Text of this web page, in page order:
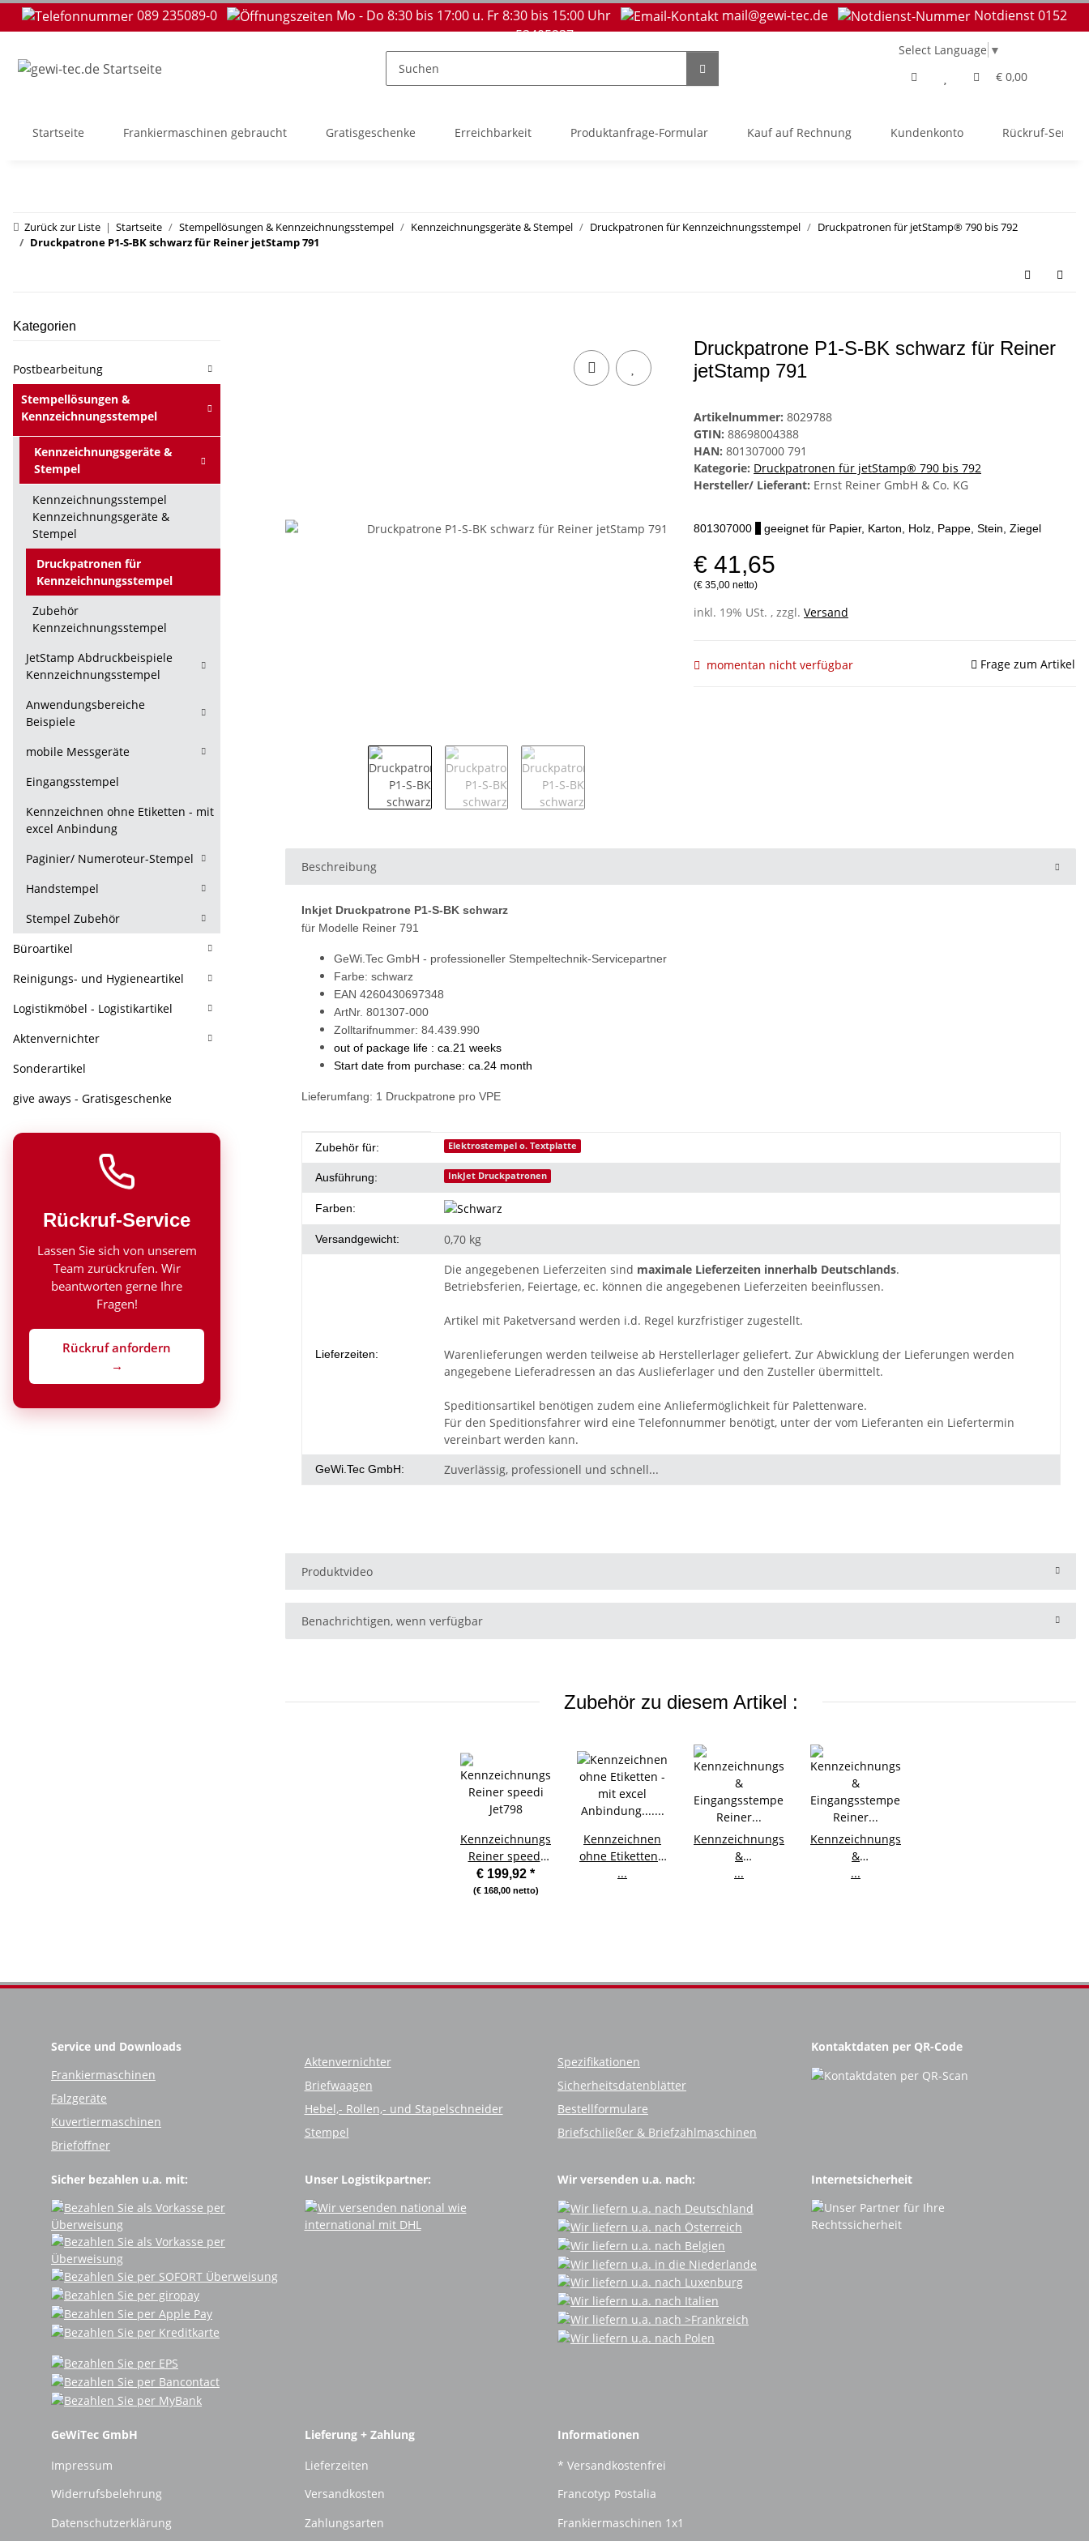
089 235089-0 Mo - Do 8:30 bis 17:00 u. Fr 8:30 bis 15:00 Uhr mail@gewi-tec.de
Notdienst 0152
53405237
Select Language ▼
€ 0,00
Startseite Frankiermaschinen gebraucht Gratisgeschenke Erreichbarkeit Produktanfrage-Formular Kauf auf Rechnung Kundenkonto Rückruf-Service
Zurück zur Liste Startseite Stempellösungen & Kennzeichnungsstempel Kennzeichnungsgeräte & Stempel Druckpatronen für Kennzeichnungsstempel
Druckpatronen für jetStamp® 790 bis 792
Druckpatrone P1-S-BK schwarz für Reiner jetStamp 791
Druckpatrone P1-S-BK schwarz für Reiner
jetStamp 791
Artikelnummer: 8029788
GTIN: 88698004388
HAN: 801307000 791
Kategorie: Druckpatronen für jetStamp® 790 bis 792
Hersteller/ Lieferant: Ernst Reiner GmbH & Co. KG
801307000 geeignet für Papier, Karton, Holz, Pappe, Stein, Ziegel
€ 41,65
(€ 35,00 netto)
inkl. 19% USt. , zzgl. Versand
momentan nicht verfügbar Frage zum Artikel
Beschreibung
Inkjet Druckpatrone P1-S-BK schwarz
für Modelle Reiner 791
GeWi.Tec GmbH - professioneller Stempeltechnik-Servicepartner
Farbe: schwarz
EAN 4260430697348
ArtNr. 801307-000
Zolltarifnummer: 84.439.990
out of package life : ca.21 weeks
Start date from purchase: ca.24 month
Lieferumfang: 1 Druckpatrone pro VPE
Produkteigenschaft
Wert
Zubehör für: Elektrostempel o. Textplatte
Ausführung: InkJet Druckpatronen
Farben:
Versandgewicht: 0,70 kg
Lieferzeiten:
Die angegebenen Lieferzeiten sind maximale Lieferzeiten innerhalb Deutschlands.
Betriebsferien, Feiertage, ec. können die angegebenen Lieferzeiten beeinflussen.
Artikel mit Paketversand werden i.d. Regel kurzfristiger zugestellt.
Warenlieferungen werden teilweise ab Herstellerlager geliefert. Zur Abwicklung der Lieferungen werden
angegebene Lieferadressen an das Auslieferlager und den Zusteller übermittelt.
Speditionsartikel benötigen zudem eine Anliefermöglichkeit für Palettenware.
Für den Speditionsfahrer wird eine Telefonnummer benötigt, unter der vom Lieferanten ein Liefertermin
vereinbart werden kann.
GeWi.Tec GmbH: Zuverlässig, professionell und schnell...
Produktvideo
Benachrichtigen, wenn verfügbar
Zubehör zu diesem Artikel :
Kennzeichnungsstempel
Reiner speedi
Jet798
€ 199,92 *
(€ 168,00 netto)
Kennzeichnen
ohne Etiketten -
mit excel
...
Kennzeichnungsstempel
&
Eingangsstempel
...
Kennzeichnungsstempel
&
Eingangsstempel
...
Kategorien
Postbearbeitung
Stempellösungen &
Kennzeichnungsstempel
Kennzeichnungsgeräte &
Stempel
Kennzeichnungsstempel
Kennzeichnungsgeräte &
Stempel
Druckpatronen für
Kennzeichnungsstempel
Zubehör
Kennzeichnungsstempel
JetStamp Abdruckbeispiele
Kennzeichnungsstempel
Anwendungsbereiche
Beispiele
mobile Messgeräte
Eingangsstempel
Kennzeichnen ohne Etiketten - mit
excel Anbindung
Paginier/ Numeroteur-Stempel
Handstempel
Stempel Zubehör
Büroartikel
Reinigungs- und Hygieneartikel
Logistikmöbel - Logistikartikel
Aktenvernichter
Sonderartikel
give aways - Gratisgeschenke
Rückruf-Service
Lassen Sie sich von unserem
Team zurückrufen. Wir
beantworten gerne Ihre
Fragen!
Rückruf anfordern
→
Service und Downloads
Frankiermaschinen
Falzgeräte
Kuvertiermaschinen
Brieföffner
Aktenvernichter
Briefwaagen
Hebel,- Rollen,- und Stapelschneider
Stempel
Spezifikationen
Sicherheitsdatenblätter
Bestellformulare
Briefschließer & Briefzählmaschinen
Kontaktdaten per QR-Code
Sicher bezahlen u.a. mit: Unser Logistikpartner: Wir versenden u.a. nach: Internetsicherheit
GeWiTec GmbH
Impressum
Widerrufsbelehrung
Datenschutzerklärung
Lieferung + Zahlung
Lieferzeiten
Versandkosten
Zahlungsarten
Informationen
* Versandkostenfrei
Francotyp Postalia
Frankiermaschinen 1x1